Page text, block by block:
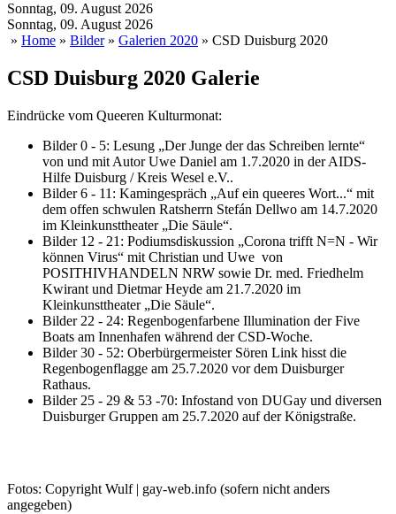
Sonntag, 09. August 2026
Sonntag, 09. August 2026
» Home » Bilder» Galerien 2020 » CSD Duisburg 2020
CSD Duisburg 2020 Galerie
Eindrücke vom Queeren Kulturmonat:
Bilder 0 - 5: Lesung „Der Junge der das Schreiben lernte“
von und mit Autor Uwe Daniel am 1.7.2020 in der AIDS-
Hilfe Duisburg / Kreis Wesel e.V..
Bilder 6 - 11: Kamingespräch „Auf ein queeres Wort...“ mit
dem offen schwulen Ratsherrn Stefán Dellwo am 14.7.2020
im Kleinkunsttheater „Die Säule“.
Bilder 12 - 21: Podiumsdiskussion „Corona trifft N=N - Wir
können Virus“ mit Christian und Uwe von
POSITHIVHANDELN NRW sowie Dr. med. Friedhelm
Kwirant und Dietmar Heyde am 21.7.2020 im
Kleinkunsttheater „Die Säule“.
Bilder 22 - 24: Regenbogenfarbene Illumination der Five
Boats am Innenhafen während der CSD-Woche.
Bilder 30 - 52: Oberbürgermeister Sören Link hisst die
Regenbogenflagge am 25.7.2020 vor dem Duisburger
Rathaus.
Bilder 25 - 29 & 53 -70: Infostand von DUGay und diversen
Duisburger Gruppen am 25.7.2020 auf der Königstraße.
Fotos: Copyright Wulf | gay-web.info (sofern nicht anders
angegeben)